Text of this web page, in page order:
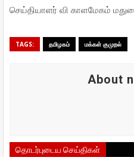
செய்தியாளர் வி காளமேகம்
TAGS: தமிழகம் மக்கள் குமுறல்
About
தொடர்புடைய செய்திகள்